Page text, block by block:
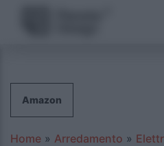
Amazon
Home » Arredamento »